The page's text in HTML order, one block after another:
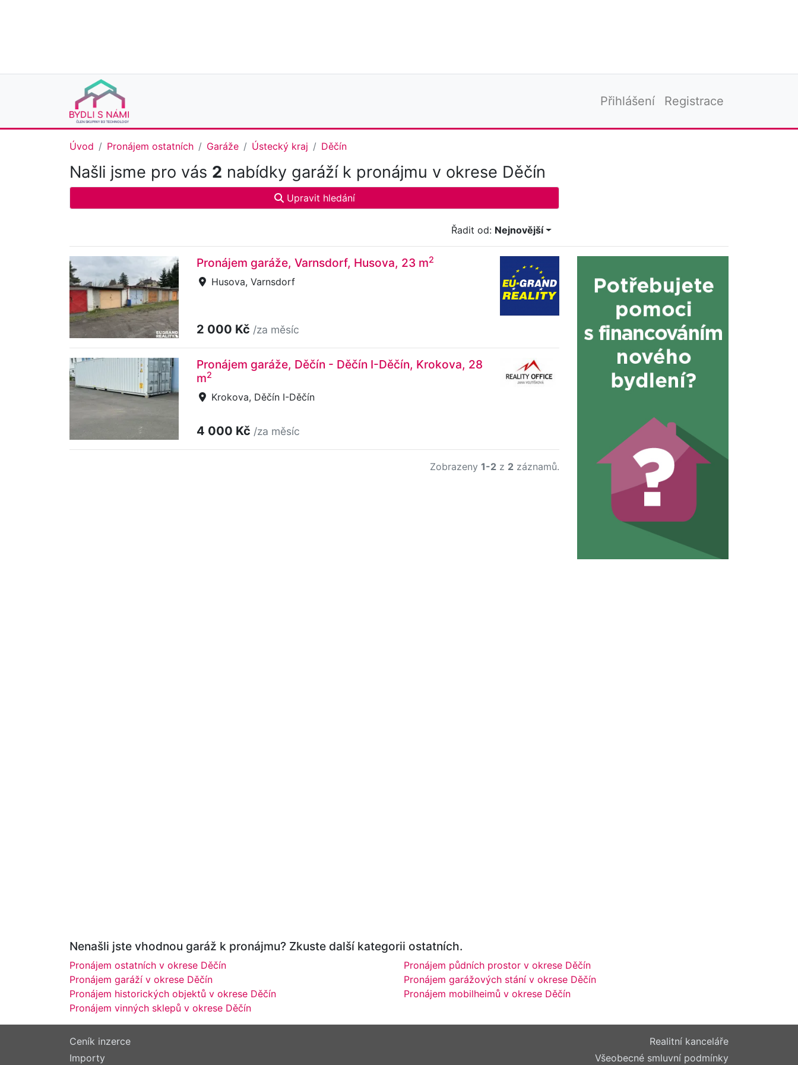
Přihlášení Registrace
Úvod Pronájem ostatních Garáže Ústecký kraj Děčín
Našli jsme pro vás 2 nabídky garáží k pronájmu v okrese Děčín
Upravit hledání
Řadit od: Nejnovější
Pronájem garáže, Varnsdorf, Husova, 23 m2
Husova, Varnsdorf
2 000 Kč /za měsíc
Pronájem garáže, Děčín - Děčín I-Děčín, Krokova, 28
m2
Krokova, Děčín I-Děčín
4 000 Kč /za měsíc
Zobrazeny 1-2 z 2 záznamů.
Nenašli jste vhodnou garáž k pronájmu? Zkuste další kategorii ostatních.
Pronájem ostatních v okrese Děčín
Pronájem garáží v okrese Děčín
Pronájem historických objektů v okrese Děčín
Pronájem vinných sklepů v okrese Děčín
Pronájem půdních prostor v okrese Děčín
Pronájem garážových stání v okrese Děčín
Pronájem mobilheimů v okrese Děčín
Ceník inzerce
Importy
Realitní kanceláře
Všeobecné smluvní podmínky